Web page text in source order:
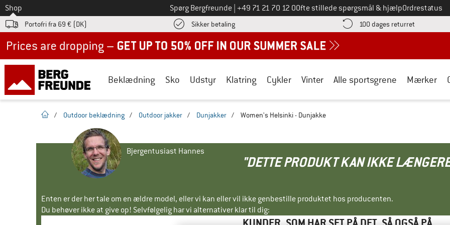
Til
Shop Spørg Bergfreunde Ring til os på
+49 71 21 70 12 0Ofte stillede spørgsmål & hjælpOrdrestatus
Portofri fra 69 € (DK) Sikker betalingFind betalingsoplysningerne her! Åbnes i en infoboks
100 dages returret Gå til
Beklædning Sko Udstyr Klatring Cykler Vinter Alle sportsgrene Mærker
Hjemmeside
/ Outdoor beklædning / Outdoor jakker / Dunjakker / Women's Helsinki - Dunjakke
Bjergentusiast Hannes
"DETTE PRODUKT KAN IKKE
Enten er der her tale om en ældre model, eller vi kan eller vil ikke genbestille produktet hos producenten.
Du behøver ikke at give op! Selvfølgelig har vi alternativer klar til dig: